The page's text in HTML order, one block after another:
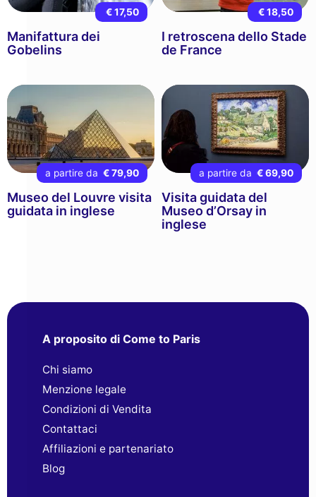
€ 17,50
Manifattura dei
Gobelins
€ 18,50
I retroscena dello Stade
de France
a partire da € 79,90
Museo del Louvre visita
guidata in inglese
a partire da € 69,90
Visita guidata del
Museo d’Orsay in
inglese
A proposito di Come to Paris
Chi siamo
Menzione legale
Condizioni di Vendita
Contattaci
Affiliazioni e partenariato
Blog